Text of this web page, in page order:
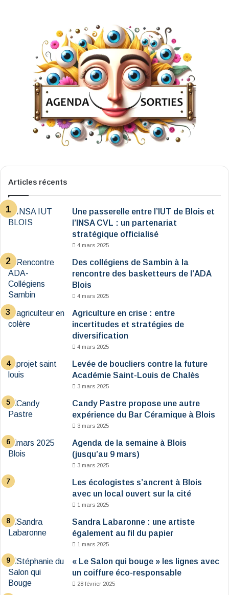
Articles récents
Une passerelle entre l’IUT de Blois et
l’INSA CVL : un partenariat
stratégique officialisé
4 mars 2025
Des collégiens de Sambin à la
rencontre des basketteurs de l’ADA
Blois
4 mars 2025
Agriculture en crise : entre
incertitudes et stratégies de
diversification
4 mars 2025
Levée de boucliers contre la future
Académie Saint-Louis de Chalès
3 mars 2025
Candy Pastre propose une autre
expérience du Bar Céramique à Blois
3 mars 2025
Agenda de la semaine à Blois
(jusqu’au 9 mars)
3 mars 2025
Les écologistes s’ancrent à Blois
avec un local ouvert sur la cité
1 mars 2025
Sandra Labaronne : une artiste
également au fil du papier
1 mars 2025
« Le Salon qui bouge » les lignes avec
un coiffure éco-responsable
28 février 2025